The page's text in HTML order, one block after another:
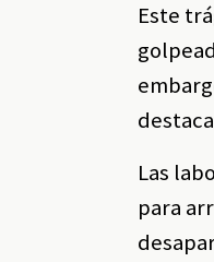
Este
Las
para